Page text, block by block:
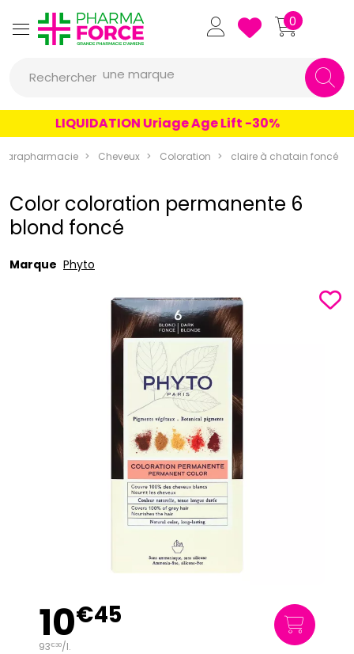
Pharmaforce Grande Pharmacie
0
Rechercher
un produit
une marque
LIQUIDATION Uriage Age Lift -30%
Parapharmacie Cheveux Coloration claire à chatain foncé
Color coloration permanente 6
blond foncé
Marque Phyto
10€45
93€30/l.